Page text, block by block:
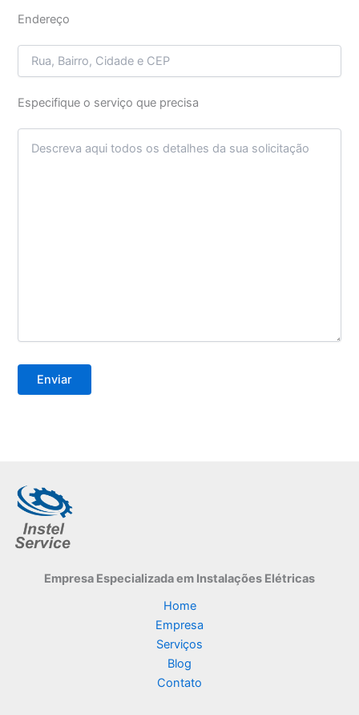
Endereço
Especifique o serviço que precisa
Empresa Especializadaem Instalações Elétricas
Home
Empresa
Serviços
Blog
Contato